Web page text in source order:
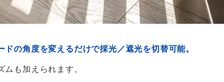
ドの角度を変えるだけで採光／遮光を切替可能。
も加えられます。